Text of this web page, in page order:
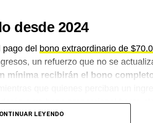
desde 2024
del bono extraordinario de
un refuerzo que no se
mínima recibirán el bono
a un bono proporcional hasta
por movilidad, el aumento efectivo
LEYENDO